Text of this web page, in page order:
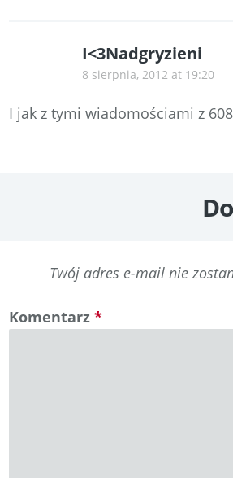
I<3Nadgryzieni
8 sierpnia, 2012 at 19:20
I jak z tymi wiadomościami z
Twój adres e-mail nie
Komentarz *